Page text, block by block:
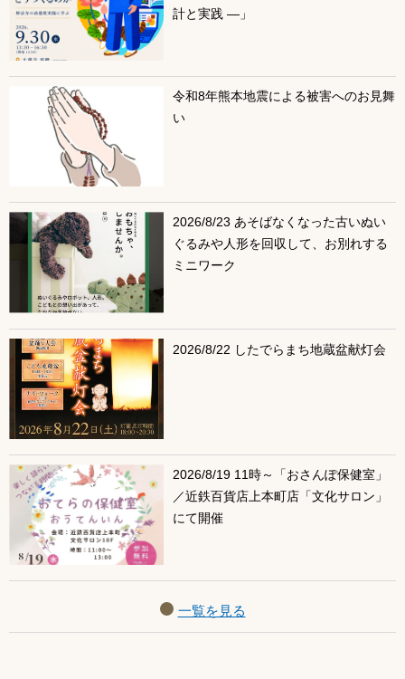
計と実践 ―」
令和8年熊本地震による被害へのお見舞
い
2026/8/23 あそばなくなった古いぬい
ぐるみや人形を回収して、お別れする
ミニワーク
2026/8/22 したでらまち地蔵盆献灯会
2026/8/19 11時～「おさんぽ保健室」
／近鉄百貨店上本町店「文化サロン」
にて開催
一覧を見る